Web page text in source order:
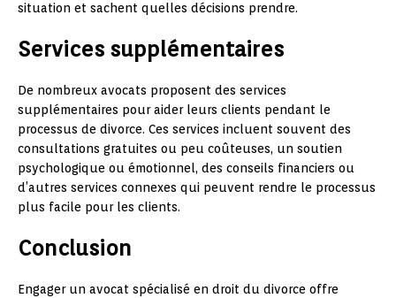
situation et sachent quelles décisions prendre.
Services supplémentaires
De nombreux avocats proposent des services
supplémentaires pour aider leurs clients pendant le
processus de divorce. Ces services incluent souvent des
consultations gratuites ou peu coûteuses, un soutien
psychologique ou émotionnel, des conseils financiers ou
d’autres services connexes qui peuvent rendre le processus
plus facile pour les clients.
Conclusion
Engager un avocat spécialisé en droit du divorce offre